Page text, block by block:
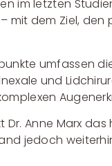
im letzten
mit dem Ziel, den
umfassen
und
Dr. Anne Marx
jedoch